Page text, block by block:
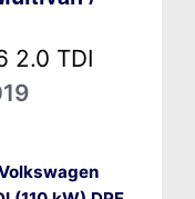
2.0 TDI